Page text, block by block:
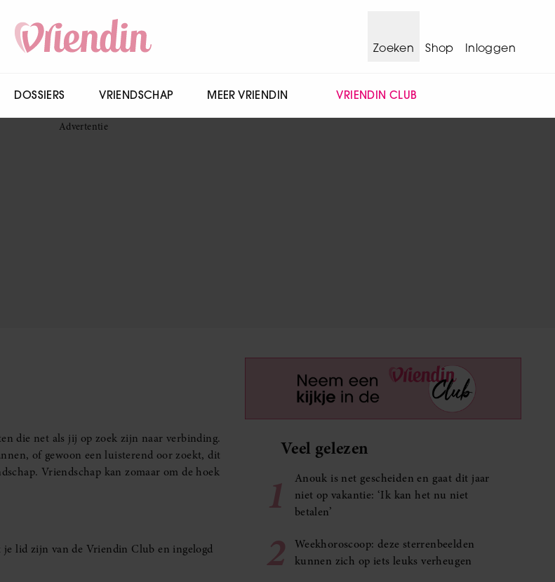
Zoeken
Shop Inloggen
DOSSIERS VRIENDSCHAP MEER VRIENDIN VRIENDIN CLUB
die net als jij op zoek zijn naar verbinding.
of gewoon een luisterend oor zoekt, dit
Vriendschap kan zomaar om de hoek
lid zijn van de Vriendin Club en ingelogd
Veel gelezen
1
Anouk is net gescheiden en gaat dit jaar
niet op vakantie: ‘Ik kan het nu niet
betalen’
2
Weekhoroscoop: deze sterrenbeelden
kunnen zich op iets leuks verheugen